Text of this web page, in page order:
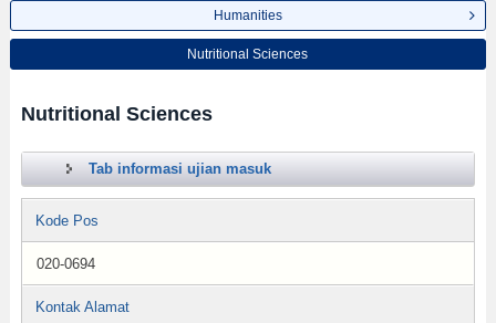
Humanities
Nutritional Sciences
Nutritional Sciences
Tab informasi ujian masuk
Kode Pos
020-0694
Kontak Alamat